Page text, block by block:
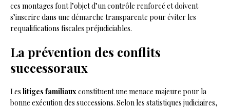
ces montages font l’objet d’un contrôle renforcé et doivent
s’inscrire dans une démarche transparente pour éviter les
requalifications fiscales préjudiciables.
La prévention des conflits
successoraux
Les litiges familiaux constituent une menace majeure pour la
bonne exécution des successions. Selon les statistiques judiciaires,